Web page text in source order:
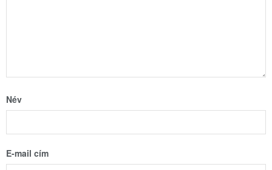
Név
E-mail cím